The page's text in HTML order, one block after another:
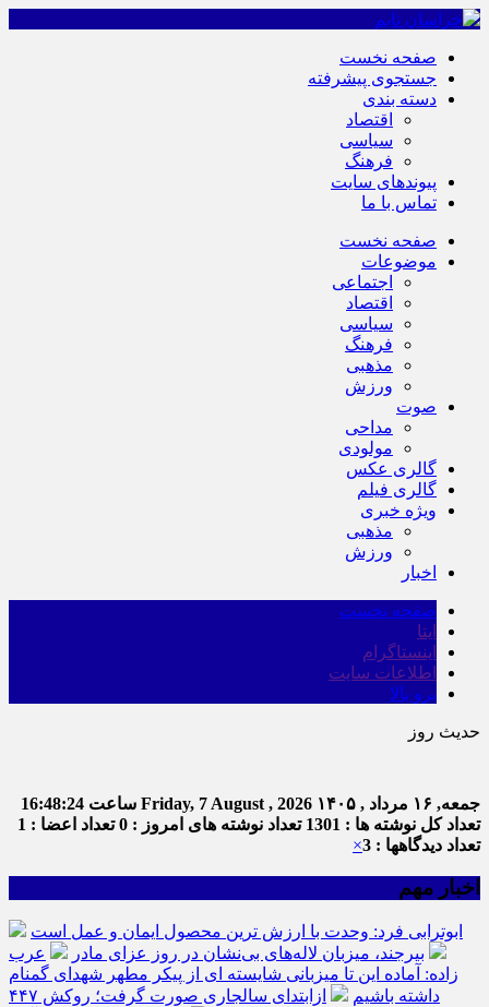
صفحه نخست
جستجوی پیشرفته
دسته بندی
اقتصاد
سیاسی
فرهنگ
پیوندهای سایت
تماس با ما
صفحه نخست
موضوعات
اجتماعی
اقتصاد
سیاسی
فرهنگ
مذهبی
ورزش
صوت
مداحی
مولودی
گالری عکس
گالری فیلم
ویژه خبری
مذهبی
ورزش
اخبار
صفحه نخست
ایتا
اینستاگرام
اطلاعات سایت
برو بالا
حدیث روز
جمعه, ۱۶ مرداد , ۱۴۰۵ Friday, 7 August , 2026 ساعت 16:48:25
تعداد کل نوشته ها : 1301
تعداد نوشته های امروز : 0
تعداد اعضا : 1
تعداد دیدگاهها : 3
×
اخبار مهم
ابوترابی فرد: وحدت با ارزش ترین محصول ایمان و عمل است
بیرجند، میزبان لاله‌های بی‌نشان در روز عزای مادر
عرب
زاده: آماده این تا میزبانی شایسته ای از پیکر مطهر شهدای گمنام
داشته باشیم
ازابتدای سالجاری صورت گرفت؛ روکش ۴۴۷